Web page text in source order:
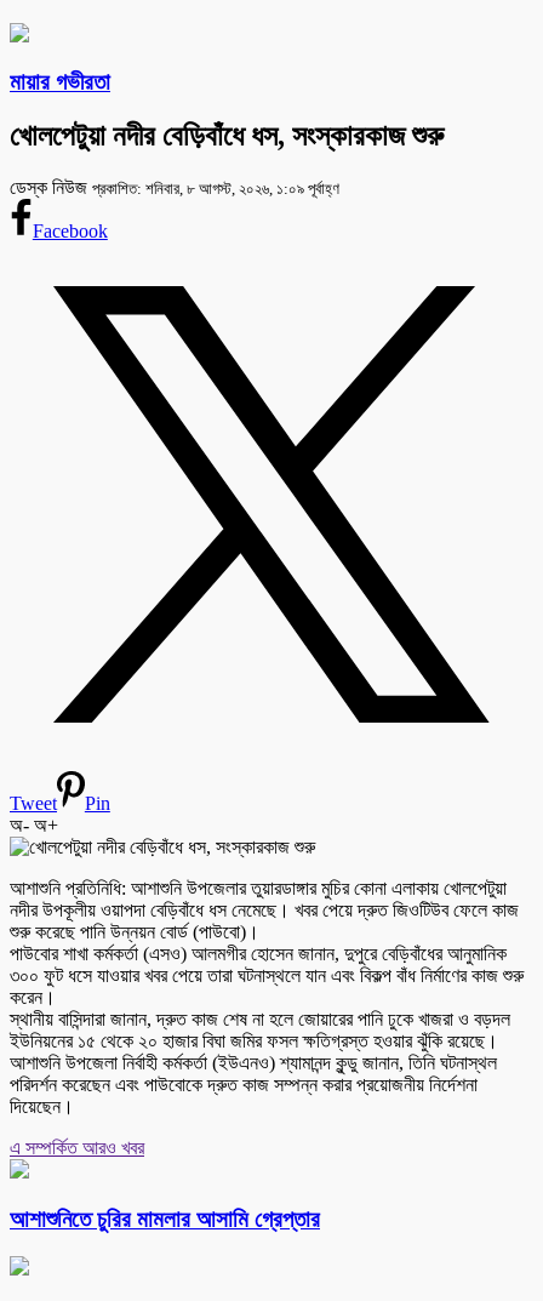
মায়ার গভীরতা
খোলপেটুয়া নদীর বেড়িবাঁধে ধস, সংস্কারকাজ শুরু
ডেস্ক নিউজ প্রকাশিত: শনিবার, ৮ আগস্ট, ২০২৬, ১:০৯ পূর্বাহ্ণ
Facebook
Tweet
Pin
অ- অ+
আশাশুনি প্রতিনিধি: আশাশুনি উপজেলার তুয়ারডাঙ্গার মুচির কোনা এলাকায় খোলপেটুয়া
নদীর উপকূলীয় ওয়াপদা বেড়িবাঁধে ধস নেমেছে। খবর পেয়ে দ্রুত জিওটিউব ফেলে কাজ
শুরু করেছে পানি উন্নয়ন বোর্ড (পাউবো)।
পাউবোর শাখা কর্মকর্তা (এসও) আলমগীর হোসেন জানান, দুপুরে বেড়িবাঁধের আনুমানিক
৩০০ ফুট ধসে যাওয়ার খবর পেয়ে তারা ঘটনাস্থলে যান এবং বিকল্প বাঁধ নির্মাণের কাজ শুরু
করেন।
স্থানীয় বাসিন্দারা জানান, দ্রুত কাজ শেষ না হলে জোয়ারের পানি ঢুকে খাজরা ও বড়দল
ইউনিয়নের ১৫ থেকে ২০ হাজার বিঘা জমির ফসল ক্ষতিগ্রস্ত হওয়ার ঝুঁকি রয়েছে।
আশাশুনি উপজেলা নির্বাহী কর্মকর্তা (ইউএনও) শ্যামানন্দ কুন্ডু জানান, তিনি ঘটনাস্থল
পরিদর্শন করেছেন এবং পাউবোকে দ্রুত কাজ সম্পন্ন করার প্রয়োজনীয় নির্দেশনা
দিয়েছেন।
এ সম্পর্কিত আরও খবর
আশাশুনিতে চুরির মামলার আসামি গ্রেপ্তার